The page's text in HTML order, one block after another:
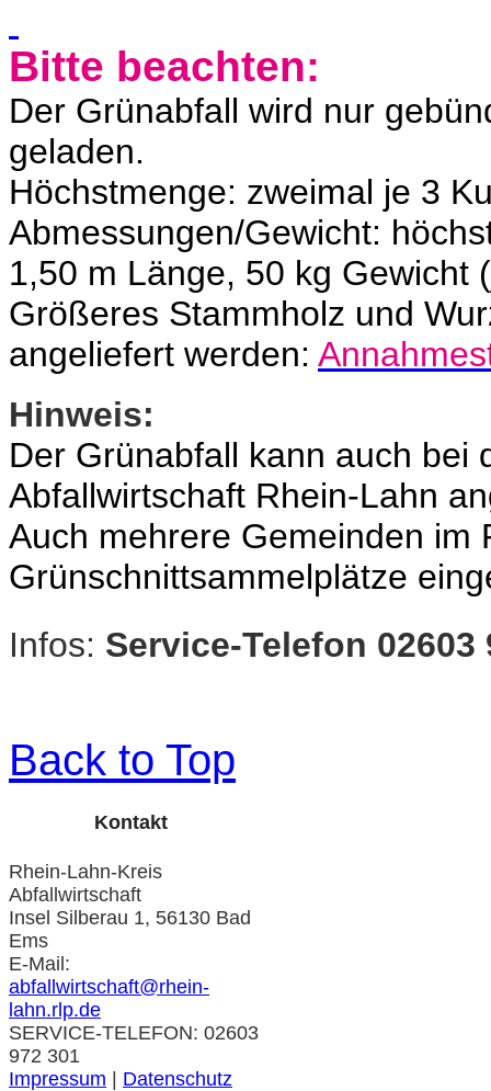
Bitte beachten:
Der Grünabfall wird nur
geladen.
Höchstmenge: zweimal je 3
Abmessungen/Gewicht:
1,50 m Länge, 50 kg Gewicht
Größeres Stammholz und
angeliefert werden:
Hinweis:
Der Grünabfall kann auch bei
Abfallwirtschaft Rhein-Lahn
Auch mehrere Gemeinden im
Grünschnittsammelplätze
Infos: Service-Telefon 02603
Back to Top
Kontakt
Rhein-Lahn-Kreis
Abfallwirtschaft
Insel Silberau 1, 56130 Bad
Ems
E-Mail:
abfallwirtschaft@rhein-
lahn.rlp.de
SERVICE-TELEFON: 02603
972 301
Impressum | Datenschutz